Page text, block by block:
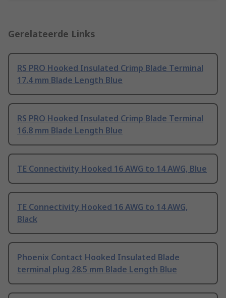
Gerelateerde Links
RS PRO Hooked Insulated Crimp Blade Terminal
17.4 mm Blade Length Blue
RS PRO Hooked Insulated Crimp Blade Terminal
16.8 mm Blade Length Blue
TE Connectivity Hooked 16 AWG to 14 AWG, Blue
TE Connectivity Hooked 16 AWG to 14 AWG,
Black
Phoenix Contact Hooked Insulated Blade
terminal plug 28.5 mm Blade Length Blue